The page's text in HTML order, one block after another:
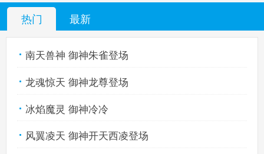
热门 最新
南天兽神 御神朱雀登场
龙魂惊天 御神龙尊登场
冰焰魔灵 御神冷冷
风翼凌天 御神开天西凌登场